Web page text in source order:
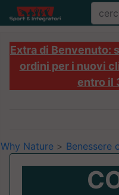
Extra di Benvenuto:
ordini per i nuovi
entro il
Why Nature > Benessere